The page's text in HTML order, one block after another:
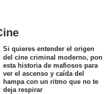
Si quieres entender el origen
del cine criminal moderno, pon
esta historia de mafiosos para
ver el ascenso y caída del
hampa con un ritmo que no te
deja respirar